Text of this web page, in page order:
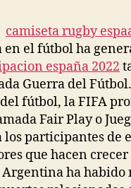
entrada
el fútbol ha
españa 2022
Guerra del
fútbol, la FIFA
Fair Play o
participantes de
que hacen
ha habido